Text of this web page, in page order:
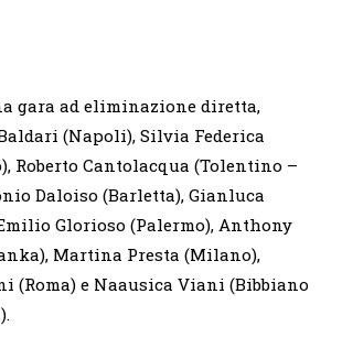
gara ad eliminazione diretta,
(Napoli), Silvia Federica
Roberto Cantolacqua (Tolentino –
Daloiso (Barletta), Gianluca
Glorioso (Palermo), Anthony
Martina Presta (Milano),
(Roma) e Naausica Viani (Bibbiano